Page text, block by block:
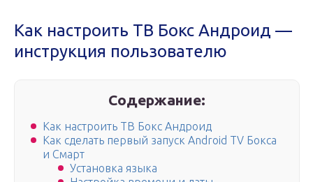
Как настроить ТВ Бокс Андроид —
инструкция пользователю
Содержание:
Как настроить ТВ Бокс Андроид
Как сделать первый запуск Android TV Бокса
и Смарт
Установка языка